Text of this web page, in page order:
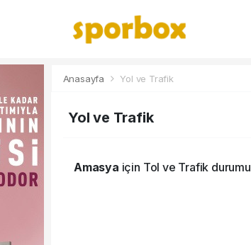
Anasayfa Yol ve Trafik
Yol ve Trafik
Amasya için Tol ve Trafik durumu